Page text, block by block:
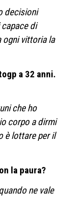
decisioni
di
ogni vittoria la
a 32 anni.
che ho
corpo a dirmi
è lottare per il
la paura?
ne vale